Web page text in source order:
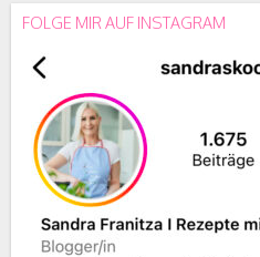
FOLGE MIR AUF INSTAGRAM